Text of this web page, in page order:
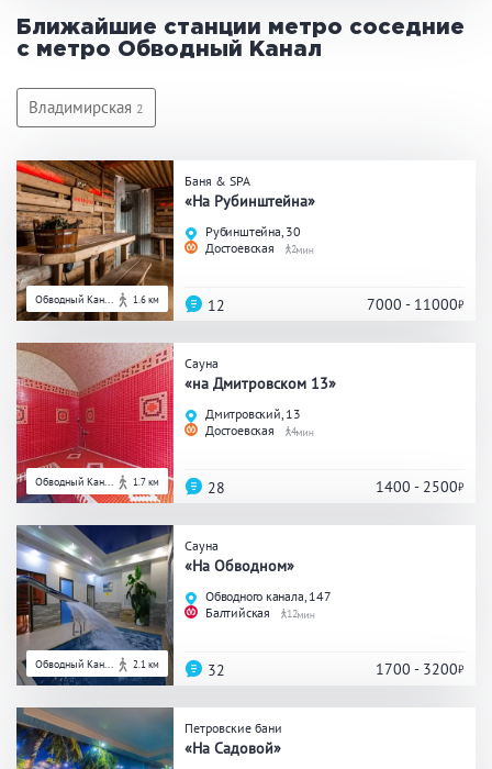
Массаж
Веники
Гидромассаж
Общие
Круглосуточно
Банный комплекс
Аква-зона
Джакузи
Бассейн
Бассейн на улице
Обливная кадушка
Развлечения
Бильярд
Кальян
Ближайшие станции метро соседние
с метро Обводный Канал
Владимирская 2
Обводный Кан... 1.6 км
Баня & SPA
«На Рубинштейна»
Рубинштейна, 30
Достоевская
2
7000 - 11000
12
Обводный Кан... 1.7 км
Сауна
«на Дмитровском 13»
Дмитровский, 13
Достоевская
4
1400 - 2500
28
Обводный Кан... 2.1 км
Сауна
«На Обводном»
Обводного канала, 147
Балтийская
12
1700 - 3200
32
Петровские бани
«На Садовой»